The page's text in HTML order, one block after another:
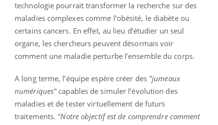
technologie pourrait transformer la recherche sur des
maladies complexes comme l’obésité, le diabète ou
certains cancers. En effet, au lieu d’étudier un seul
organe, les chercheurs peuvent désormais voir
comment une maladie perturbe l’ensemble du corps.
A long terme, l’équipe espère créer des "jumeaux
numériques" capables de simuler l’évolution des
maladies et de tester virtuellement de futurs
traitements. "Notre objectif est de comprendre comment